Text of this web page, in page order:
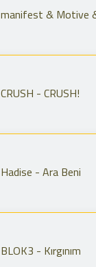
manifest & Motive & Pango
CRUSH - CRUSH!
Hadise - Ara Beni
BLOK3 - Kırgınım